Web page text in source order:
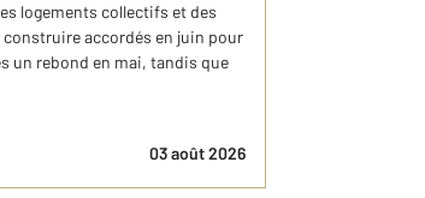
logements collectifs et des
accordés en juin pour
un rebond en mai, tandis que
03 août 2026